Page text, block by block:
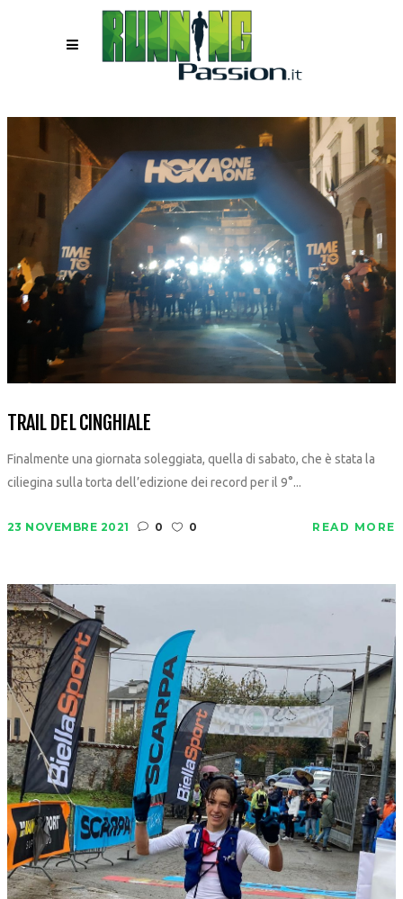
TRAIL DEL CINGHIALE
Finalmente una giornata soleggiata, quella di sabato, che è stata la
ciliegina sulla torta dell’edizione dei record per il 9°...
23 NOVEMBRE 2021 0 0 READ MORE